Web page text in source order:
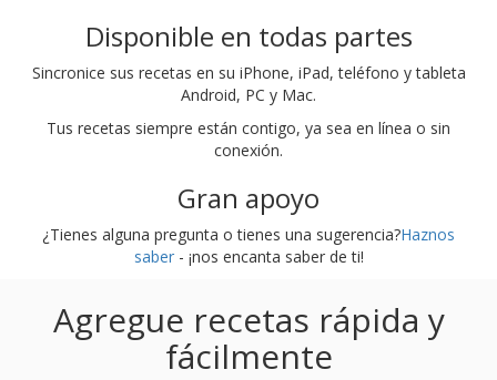
Disponible en todas partes
Sincronice sus recetas en su iPhone, iPad, teléfono y tableta
Android, PC y Mac.
Tus recetas siempre están contigo, ya sea en línea o sin
conexión.
Gran apoyo
¿Tienes alguna pregunta o tienes una sugerencia?Haznos
saber- ¡nos encanta saber de ti!
Agregue recetas rápida y
fácilmente